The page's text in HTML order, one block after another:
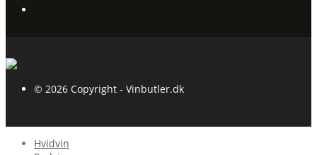
© 2026 Copyright - Vinbutler.dk
Hvidvin